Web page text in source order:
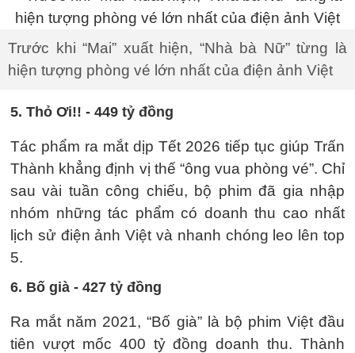
Trước khi “Mai” xuất hiện, “Nhà bà Nữ” từng là
hiện tượng phòng vé lớn nhất của điện ảnh Việt
5. Thỏ Ơi!! - 449 tỷ đồng
Tác phẩm ra mắt dịp Tết 2026 tiếp tục giúp Trấn
Thành khẳng định vị thế “ông vua phòng vé”. Chỉ
sau vài tuần công chiếu, bộ phim đã gia nhập
nhóm những tác phẩm có doanh thu cao nhất
lịch sử điện ảnh Việt và nhanh chóng leo lên top
5.
6. Bố già - 427 tỷ đồng
Ra mắt năm 2021, “Bố già” là bộ phim Việt đầu
tiên vượt mốc 400 tỷ đồng doanh thu. Thành